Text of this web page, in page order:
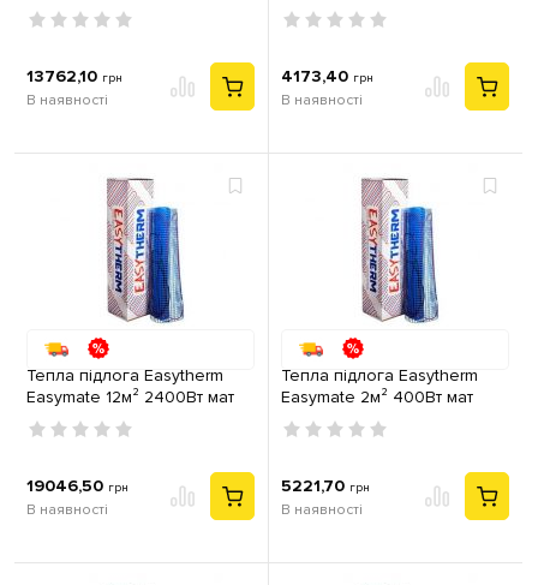
двожильний
13762,10 грн
В наявності
двожильний
4173,40 грн
В наявності
Тепла підлога Easytherm
Easymate 12м² 2400Вт мат
двожильний
19046,50 грн
В наявності
Тепла підлога Easytherm
Easymate 2м² 400Вт мат
двожильний
5221,70 грн
В наявності